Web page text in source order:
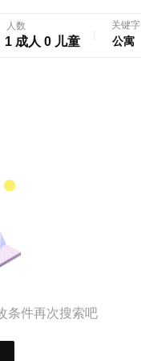
人数
1 成人 0 儿童
关键字
条件再次搜索吧